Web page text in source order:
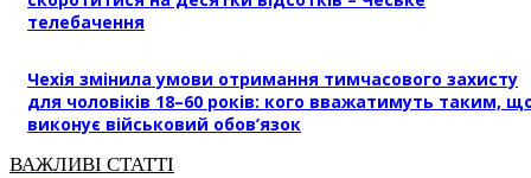
телебачення
Чехія змінила умови отримання тимчасового захисту
для чоловіків 18–60 років: кого вважатимуть таким,
виконує військовий обов’язок
ВАЖЛИВІ СТАТТІ